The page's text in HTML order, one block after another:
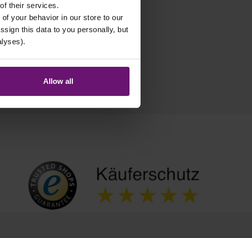
their services.
your behavior in our store to our
this data to you personally, but
Allow all